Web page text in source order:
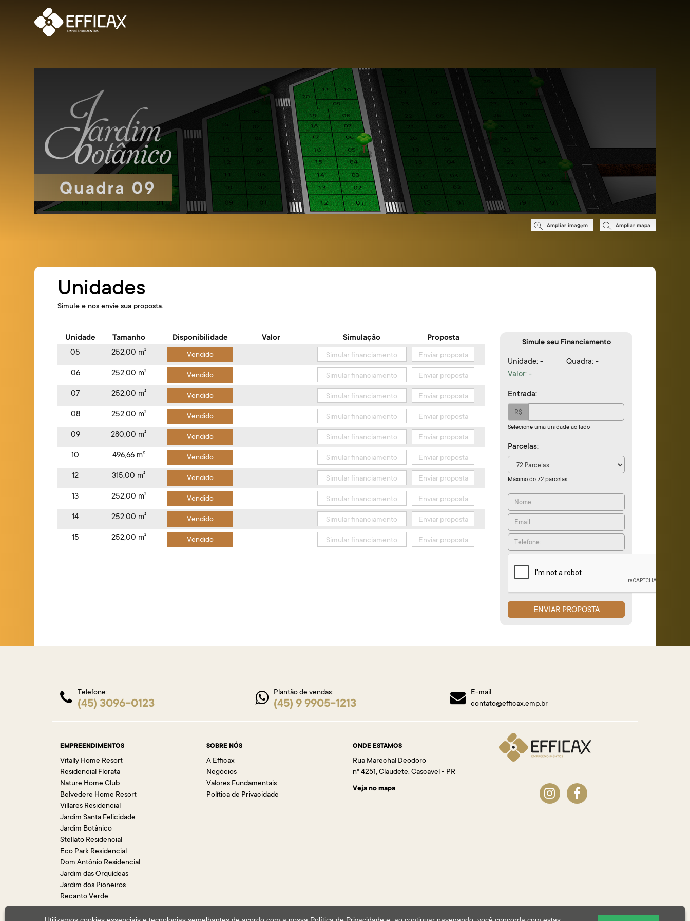
Ampliar imagem Ampliar mapa
Unidades
Simule e nos envie sua proposta.
Unidade Tamanho Disponibilidade Valor Simulação
Proposta
05
252,00 m² Vendido Simular financiamento Enviar proposta
06 252,00 m² Vendido Simular financiamento Enviar proposta
07 252,00 m² Vendido Simular financiamento Enviar proposta
08 252,00 m² Vendido Simular financiamento Enviar proposta
09 280,00 m² Vendido Simular financiamento Enviar proposta
10 496,66 m² Vendido Simular financiamento Enviar proposta
12 315,00 m² Vendido Simular financiamento Enviar proposta
13 252,00 m² Vendido Simular financiamento Enviar proposta
14 252,00 m² Vendido Simular financiamento Enviar proposta
15 252,00 m² Vendido Simular financiamento Enviar proposta
Simule seu Financiamento
Unidade: -
Quadra: -
Valor: -
Entrada:
R$
Selecione uma unidade ao lado
Parcelas:
Máximo de 72 parcelas
Telefone:
(45) 3096-0123
Plantão de vendas:
(45) 9 9905-1213
E-mail:
contato@efficax.emp.br
EMPREENDIMENTOS
Vitally Home Resort
Residencial Florata
Nature Home Club
Belvedere Home Resort
Villares Residencial
Jardim Santa Felicidade
Jardim Botânico
Stellato Residencial
Eco Park Residencial
Dom Antônio Residencial
Jardim das Orquídeas
Jardim dos Pioneiros
Recanto Verde
SOBRE NÓS
A Efficax
Negócios
Valores Fundamentais
Política de Privacidade
ONDE ESTAMOS
Rua Marechal Deodoro
n° 4251, Claudete, Cascavel - PR
Veja no mapa